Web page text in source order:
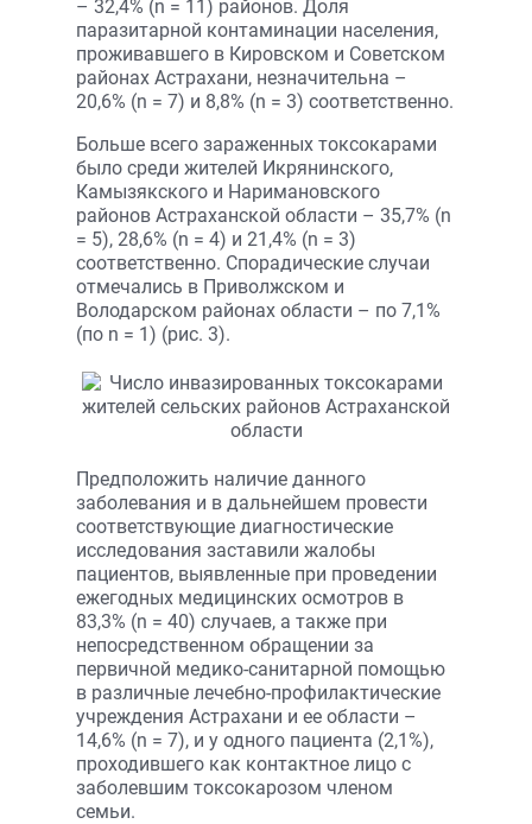
– 32,4% (n = 11) районов. Доля
паразитарной контаминации населения,
проживавшего в Кировском и Советском
районах Астрахани, незначительна –
20,6% (n = 7) и 8,8% (n = 3) соответственно.
Больше всего зараженных токсокарами
было среди жителей Икрянинского,
Камызякского и Наримановского
районов Астраханской области – 35,7% (n
= 5), 28,6% (n = 4) и 21,4% (n = 3)
соответственно. Спорадические случаи
отмечались в Приволжском и
Володарском районах области – по 7,1%
(по n = 1) (рис. 3).
Предположить наличие данного
заболевания и в дальнейшем провести
соответствующие диагностические
исследования заставили жалобы
пациентов, выявленные при проведении
ежегодных медицинских осмотров в
83,3% (n = 40) случаев, а также при
непосредственном обращении за
первичной медико-санитарной помощью
в различные лечебно-профилактические
учреждения Астрахани и ее области –
14,6% (n = 7), и у одного пациента (2,1%),
проходившего как контактное лицо с
заболевшим токсокарозом членом
семьи.